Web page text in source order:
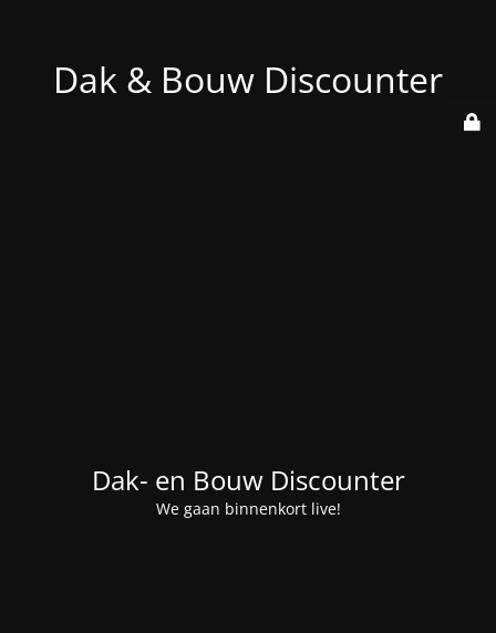
Dak & Bouw Discounter
Dak- en Bouw Discounter
We gaan binnenkort live!